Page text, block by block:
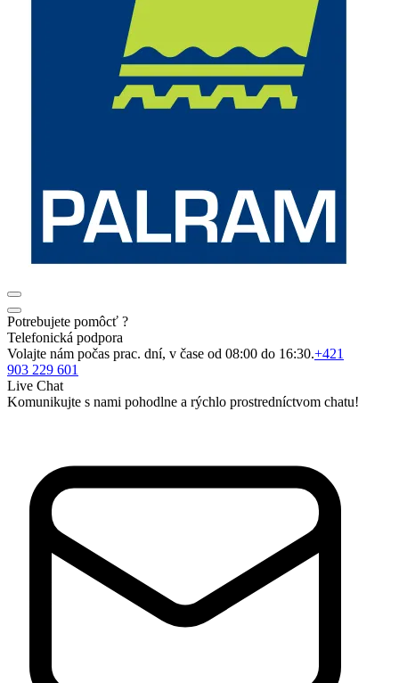
Potrebujete pomôcť ?
Telefonická podpora
Volajte nám počas prac. dní, v čase od 08:00 do 16:30.+421
903 229 601
Live Chat
Komunikujte s nami pohodlne a rýchlo prostredníctvom chatu!